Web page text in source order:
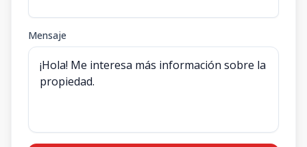
Mensaje